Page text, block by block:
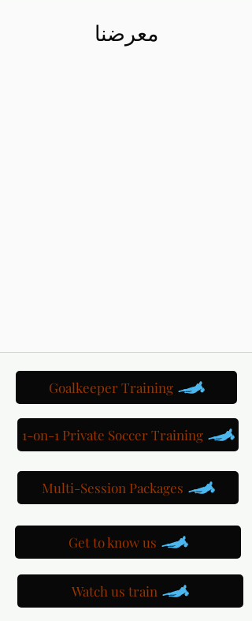
معرضنا
Goalkeeper Training
1-on-1 Private Soccer Training
Multi-Session Packages
Get to know us
Watch us train